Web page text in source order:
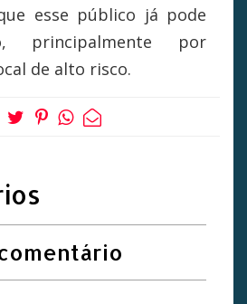
esse público já pode
principalmente por
de alto risco.